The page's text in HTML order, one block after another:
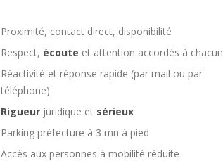
Proximité, contact direct, disponibilité
Respect, écoute et attention accordés à chacun
Réactivité et réponse rapide (par mail ou par
téléphone)
Rigueur juridique et sérieux
Parking préfecture à 3 mn à pied
Accès aux personnes à mobilité réduite